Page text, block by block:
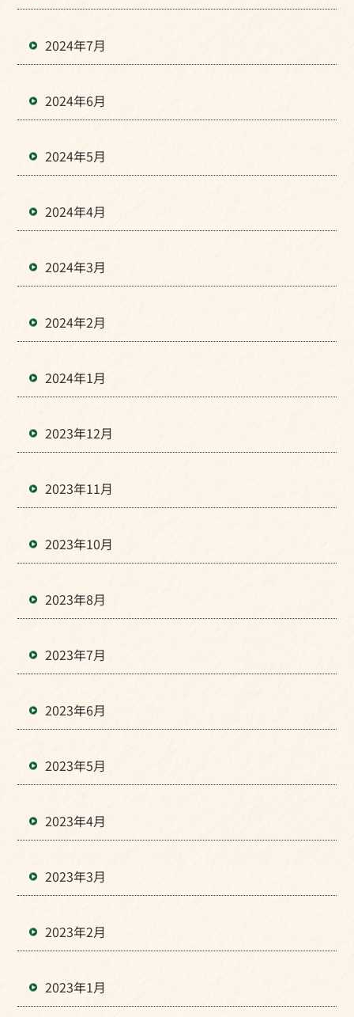
2024年7月
2024年6月
2024年5月
2024年4月
2024年3月
2024年2月
2024年1月
2023年12月
2023年11月
2023年10月
2023年8月
2023年7月
2023年6月
2023年5月
2023年4月
2023年3月
2023年2月
2023年1月